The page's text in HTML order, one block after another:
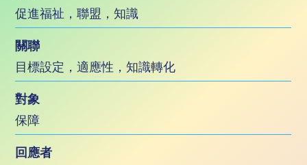
促進福祉，聯盟，知識
關聯
目標設定，適應性，知識轉化
對象
保障
回應者